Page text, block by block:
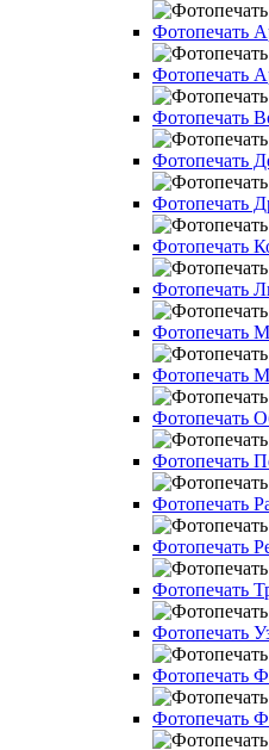
Фотопечать
Фотопечать
Фотопечать
Фотопечать
Фотопечать
Фотопечать
Фотопечать
Фотопечать
Фотопечать
Фотопечать
Фотопечать
Фотопечать
Фотопечать
Фотопечать
Фотопечать
Фотопечать
Фотопечать